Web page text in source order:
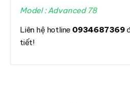
Model : Advanced 78
Liên hệ hotline 0934687369
tiết!